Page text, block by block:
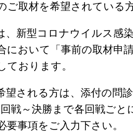
ご取材を希望されている
新型コロナウイルス感
において「事前の取材申
ております。
される方は、添付の問
戦～決勝まで各回戦ご
要事項をご入力下さい。